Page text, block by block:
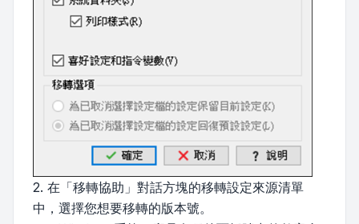
2. 在「移轉協助」對話方塊的移轉設定來源清單
中，選擇您想要移轉的版本號。